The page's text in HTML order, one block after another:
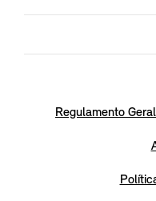
Regulamento